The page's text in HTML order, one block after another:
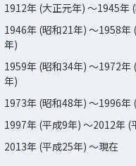
1912年 (大正元年) ～1945年
1946年 (昭和21年) ～1958年
年)
1959年 (昭和34年) ～1972年
年)
1973年 (昭和48年) ～1996年
1997年 (平成9年) ～2012年 (
2013年 (平成25年) ～現在